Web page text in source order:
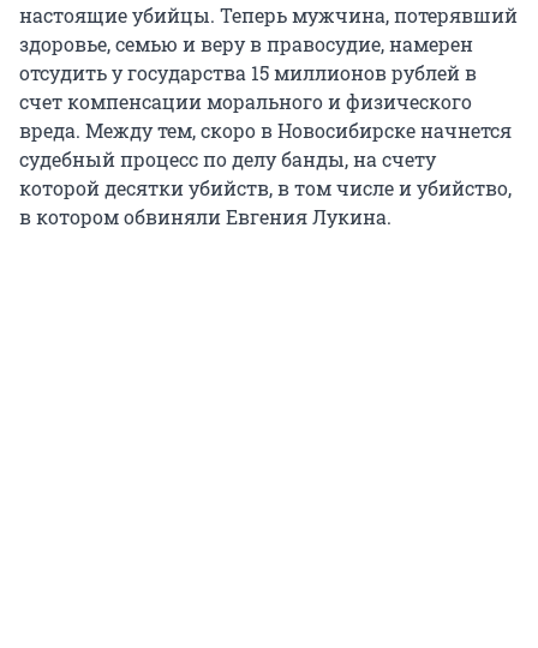
настоящие убийцы. Теперь мужчина, потерявший
здоровье, семью и веру в правосудие, намерен
отсудить у государства 15 миллионов рублей в
счет компенсации морального и физического
вреда. Между тем, скоро в Новосибирске начнется
судебный процесс по делу банды, на счету
которой десятки убийств, в том числе и убийство,
в котором обвиняли Евгения Лукина.